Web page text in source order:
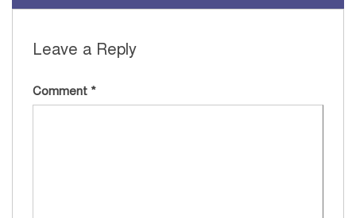
Leave a Reply
Comment *